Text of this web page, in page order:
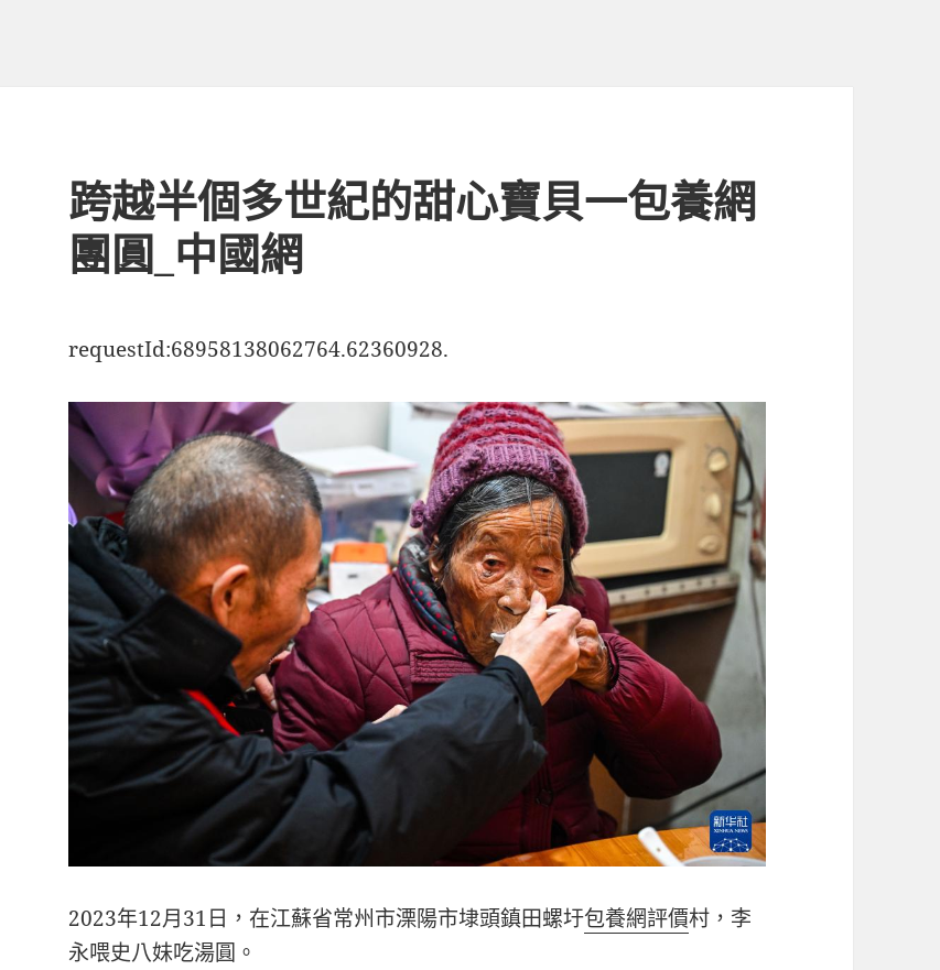
跨越半個多世紀的甜心寶貝一包養網
團圓_中國網
requestId:68958138062764.62360928.
2023年12月31日，在江蘇省常州市溧陽市埭頭鎮田螺圩包養網評價村，李
永喂史八妹吃湯圓。